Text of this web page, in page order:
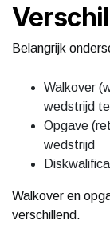
Belangrijk
Walkover
wedstrijd
Opgave
wedstrijd
Walkover en
verschillend.